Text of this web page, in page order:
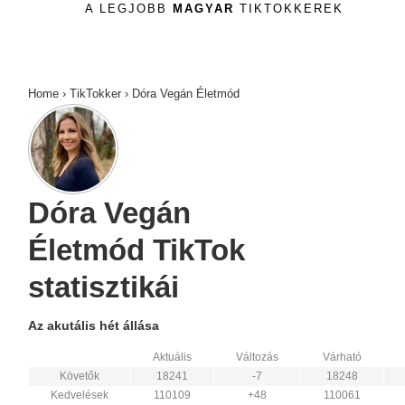
A LEGJOBB MAGYAR TIKTOKKEREK
Home › TikTokker › Dóra Vegán Életmód
Dóra Vegán
Életmód TikTok
statisztikái
Az akutális hét állása
Aktuális Változás
Várható
Követők
18241 -7
18248
Kedvelések
110109 +48
110061